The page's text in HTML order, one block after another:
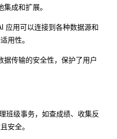
成和扩展。
应用可以连接到各种数据源和
用性。
据传输的安全性，保护了用户
班级事务，如查成绩、收集反
安全。